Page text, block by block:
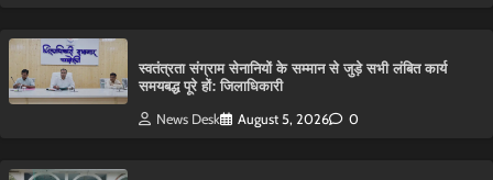
स्वतंत्रता संग्राम सेनानियों के सम्मान से जुड़े सभी लंबित कार्य
समयबद्ध पूरे हों: जिलाधिकारी
News Desk August 5, 2026 0